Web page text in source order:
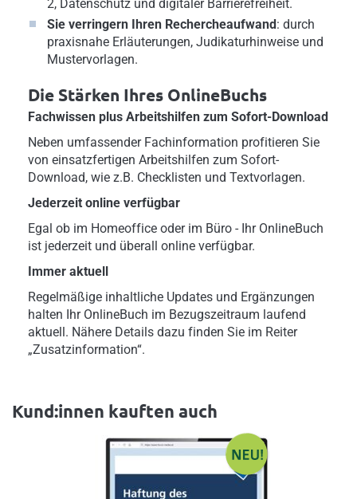
2, Datenschutz und digitaler Barrierefreiheit.
Sie verringern Ihren Rechercheaufwand: durch
praxisnahe Erläuterungen, Judikaturhinweise und
Mustervorlagen.
Die Stärken Ihres OnlineBuchs
Fachwissen plus Arbeitshilfen zum Sofort-Download
Neben umfassender Fachinformation profitieren Sie
von einsatzfertigen Arbeitshilfen zum Sofort-
Download, wie z.B. Checklisten und Textvorlagen.
Jederzeit online verfügbar
Egal ob im Homeoffice oder im Büro - Ihr OnlineBuch
ist jederzeit und überall online verfügbar.
Immer aktuell
Regelmäßige inhaltliche Updates und Ergänzungen
halten Ihr OnlineBuch im Bezugszeitraum laufend
aktuell. Nähere Details dazu finden Sie im Reiter
„Zusatzinformation“.
Kund:innen kauften auch